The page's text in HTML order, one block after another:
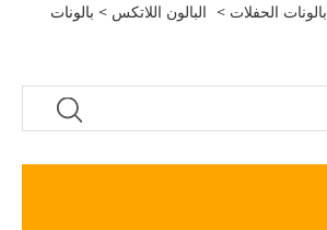
بالونات الحفلات > البالون اللاتكس > بالونات